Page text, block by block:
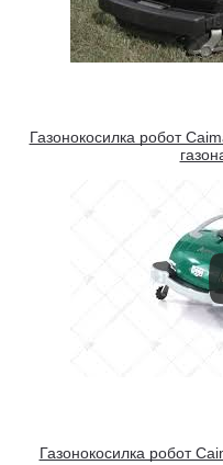
Газонокосилка робот
Газонокосилка робот